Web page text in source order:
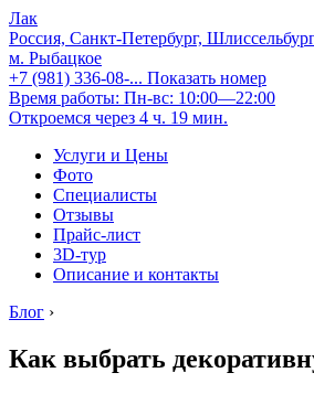
Лак
Россия, Санкт-Петербург,
м. Рыбацкое
+7 (981) 336-08-... Показать номер
Время работы: Пн-вс: 10:00—22:00
Откроемся через 4 ч. 19 мин.
Услуги и Цены
Фото
Специалисты
Отзывы
Прайс-лист
3D-тур
Описание и контакты
Блог ›
Как выбрать